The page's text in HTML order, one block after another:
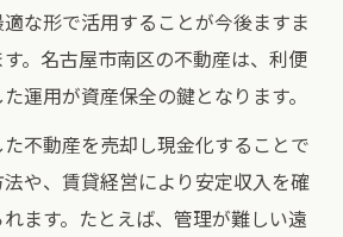
な形で活用することが今後ますま
。名古屋市南区の不動産は、利便
運用が資産保全の鍵となります。
不動産を売却し現金化することで
や、賃貸経営により安定収入を確
ます。たとえば、管理が難しい遠